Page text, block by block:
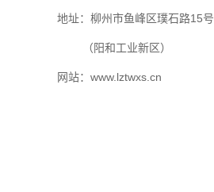
地址：柳州市鱼峰区璞石路15号
（阳和工业新区）
网站：www.lztwxs.cn